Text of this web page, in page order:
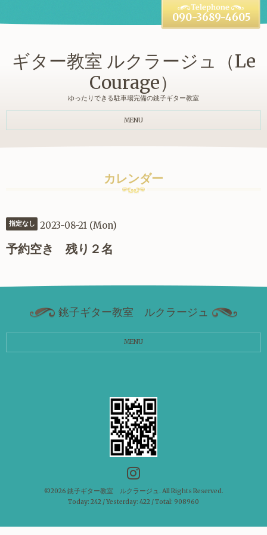
ギター教室 ルクラージュ（Le
Courage）
ゆったりできる駐車場完備の銚子ギター教室
090-3689-4605
MENU
カレンダー
指定なし 2023-08-21 (Mon)
予約空き 残り２名
銚子ギター教室 ルクラージュ
MENU
©2026 銚子ギター教室 ルクラージュ . All Rights Reserved.
Today: 242 / Yesterday: 422 / Total: 908960